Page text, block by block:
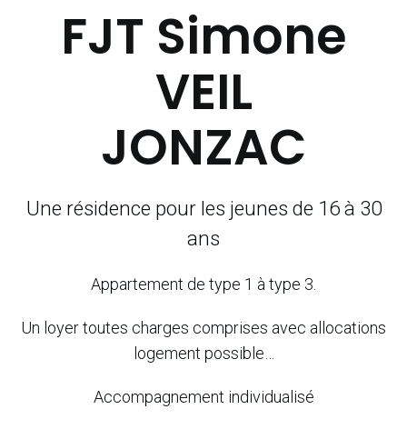
FJT Simone
VEIL
JONZAC
Une résidence pour les jeunes de 16 à 30
ans
Appartement de type 1 à type 3.
Un loyer toutes charges comprises avec allocations
logement possible…
Accompagnement individualisé